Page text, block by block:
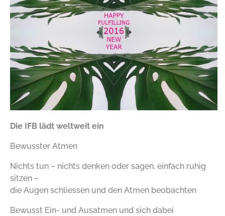
Die IFB lädt weltweit ein
Bewusster Atmen
Nichts tun – nichts denken oder sagen, einfach ruhig
sitzen –
die Augen schliessen und den Atmen beobachten
Bewusst Ein- und Ausatmen und sich dabei